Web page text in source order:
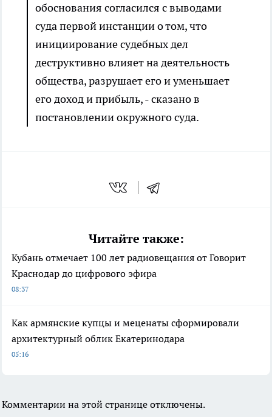
обоснования согласился с выводами
суда первой инстанции о том, что
инициирование судебных дел
деструктивно влияет на деятельность
общества, разрушает его и уменьшает
его доход и прибыль, - сказано в
постановлении окружного суда.
Читайте также:
Кубань отмечает 100 лет радиовещания от Говорит
Краснодар до цифрового эфира
08:37
Как армянские купцы и меценаты сформировали
архитектурный облик Екатеринодара
05:16
Комментарии на этой странице отключены.